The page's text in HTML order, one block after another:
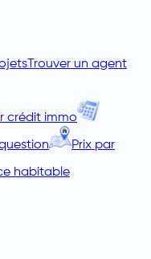
Trouver un agent
crédit immo
Prix par
habitable